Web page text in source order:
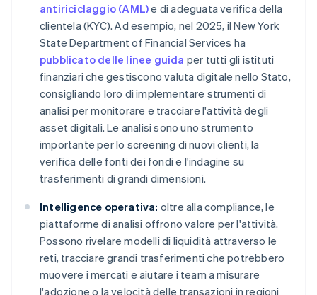
antiriciclaggio (AML)e di adeguata verifica della
clientela (KYC). Ad esempio, nel 2025, il New York
State Department of Financial Services ha
pubblicato delle linee guida per tutti gli istituti
finanziari che gestiscono valuta digitale nello Stato,
consigliando loro di implementare strumenti di
analisi per monitorare e tracciare l'attività degli
asset digitali. Le analisi sono uno strumento
importante per lo screening di nuovi clienti, la
verifica delle fonti dei fondi e l'indagine su
trasferimenti di grandi dimensioni.
Intelligence operativa: oltre alla compliance, le
piattaforme di analisi offrono valore per l'attività.
Possono rivelare modelli di liquidità attraverso le
reti, tracciare grandi trasferimenti che potrebbero
muovere i mercati e aiutare i team a misurare
l'adozione o la velocità delle transazioni in regioni